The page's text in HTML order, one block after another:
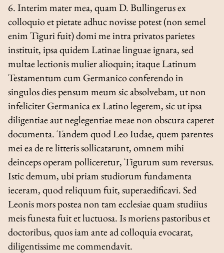
6. Interim mater mea, quam D. Bullingerus ex
colloquio et pietate adhuc novisse potest (non semel
enim Tiguri fuit) domi me intra privatos parietes
instituit, ipsa quidem Latinae linguae ignara, sed
multae lectionis mulier alioquin; itaque Latinum
Testamentum cum Germanico conferendo in
singulos dies pensum meum sic absolvebam, ut non
infeliciter Germanica ex Latino legerem, sic ut ipsa
diligentiae aut neglegentiae meae non obscura caperet
documenta. Tandem quod Leo Iudae, quem parentes
mei ea de re litteris sollicatarunt, omnem mihi
deinceps operam polliceretur, Tigurum sum reversus.
Istic demum, ubi priam studiorum fundamenta
ieceram, quod reliquum fuit, superaedificavi. Sed
Leonis mors postea non tam ecclesiae quam studiius
meis funesta fuit et luctuosa. Is moriens pastoribus et
doctoribus, quos iam ante ad colloquia evocarat,
diligentissime me commendavit.